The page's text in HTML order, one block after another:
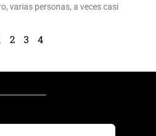
varias personas, a veces casi
2 3 4